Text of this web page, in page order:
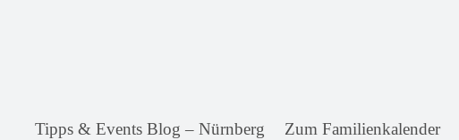
Tipps & Events Blog – Nürnberg Zum Familienkalender